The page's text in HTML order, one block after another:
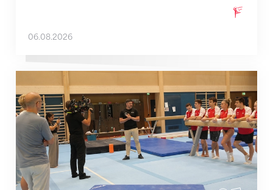
06.08.2026
Mit klaren Zielen nach Zagreb